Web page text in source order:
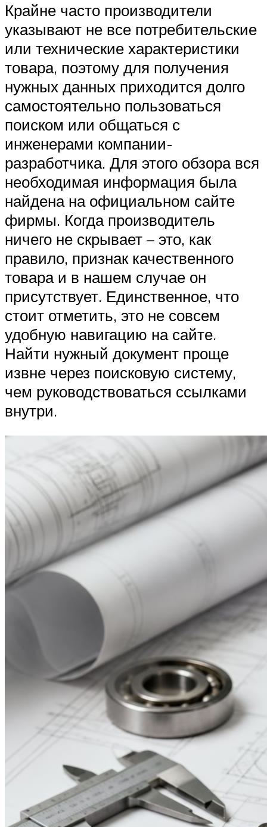
Крайне часто производители
указывают не все потребительские
или технические характеристики
товара, поэтому для получения
нужных данных приходится долго
самостоятельно пользоваться
поиском или общаться с
инженерами компании-
разработчика. Для этого обзора вся
необходимая информация была
найдена на официальном сайте
фирмы. Когда производитель
ничего не скрывает – это, как
правило, признак качественного
товара и в нашем случае он
присутствует. Единственное, что
стоит отметить, это не совсем
удобную навигацию на сайте.
Найти нужный документ проще
извне через поисковую систему,
чем руководствоваться ссылками
внутри.